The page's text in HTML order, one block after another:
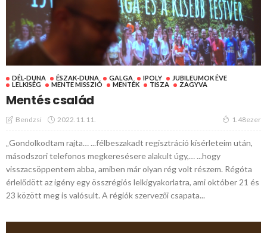
DÉL-DUNA ÉSZAK-DUNA GALGA IPOLY
JUBILEUMOK ÉVE
LELKISÉG
MENTE MISSZIÓ MENTÉK TISZA ZAGYVA
Mentés család
Bendzsi 2022.11.11. 1.48ezer
„Gondolkodtam rajta… ...félbeszakadt regisztráció kísérleteim után,
másodszori telefonos megkeresésere alakult úgy,… ...hogy
visszacsöppentem abba, amiben már olyan rég volt részem. Régóta
érlelődött az igény egy összrégiós lelkigyakorlatra, ami október 21 és
23 között meg is valósult. A régiók szervezői csapata...